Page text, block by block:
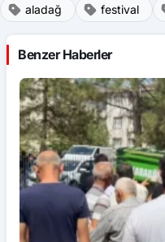
aladağ festival
Benzer Haberler